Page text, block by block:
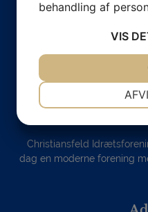
Christiansfeld
dag en moderne forening
behandling af
VIS